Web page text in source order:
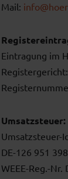
Mail: info
Eintragung im
Umsatzsteuer:
Umsatzsteuer-
DE-126 951 398
WEEE-Reg.-Nr.